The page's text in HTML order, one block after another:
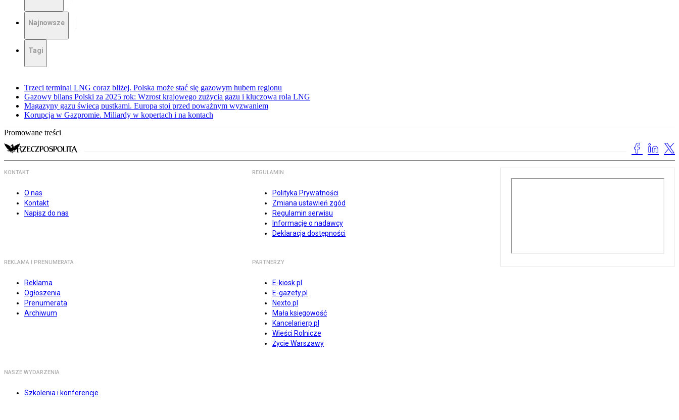
Najnowsze
Tagi
Trzeci terminal LNG coraz bliżej. Polska może stać się gazowym hubem regionu
Gazowy bilans Polski za 2025 rok: Wzrost krajowego zużycia gazu i kluczowa rola LNG
Magazyny gazu świecą pustkami. Europa stoi przed poważnym wyzwaniem
Korupcja w Gazpromie. Miliardy w kopertach i na kontach
Promowane treści
KONTAKT
O nas
Kontakt
Napisz do nas
REGULAMIN
Polityka Prywatności
Zmiana ustawień zgód
Regulamin serwisu
Informacje o nadawcy
Deklaracja dostępności
REKLAMA I PRENUMERATA
Reklama
Ogłoszenia
Prenumerata
Archiwum
PARTNERZY
E-kiosk.pl
E-gazety.pl
Nexto.pl
Mała księgowość
Kancelarierp.pl
Wieści Rolnicze
Życie Warszawy
NASZE WYDARZENIA
Szkolenia i konferencje